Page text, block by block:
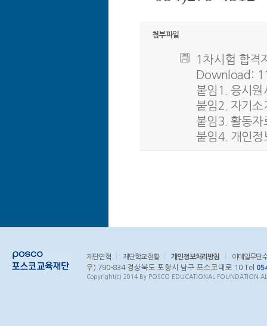
첨부파일
1차시험 합격
Download:
붙임1. 응시
붙임2. 자기
붙임3. 활동
붙임4. 개인
재단연혁 재단학교현황 개인정보처리방침 이메일무단
우) 790-834 경상북도 포항시 남구 포스코대로 10 Tel
Copyright(c) 2014 By POSCO EDUCATIONAL FOUNDATION